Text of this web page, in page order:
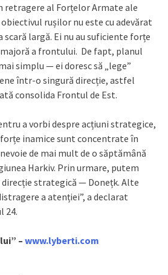
retragere al Forțelor Armate ale
rușilor nu este cu adevărat
largă. Ei nu au suficiente forțe
a frontului. De fapt, planul
simplu — ei doresc să „lege”
într-o singură direcție, astfel
consolida Frontul de Est.
a vorbi despre acțiuni strategice,
inamice sunt concentrate în
de mai mult de o săptămână
Harkiv. Prin urmare, putem
strategică — Donețk. Alte
a atenției”, a declarat
24.
– www.lyberti.com